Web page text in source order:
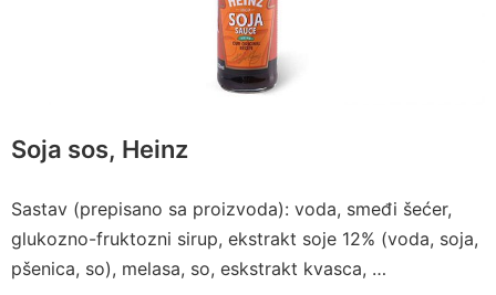
Soja sos, Heinz
Sastav (prepisano sa proizvoda): voda, smeđi šećer,
glukozno-fruktozni sirup, ekstrakt soje 12% (voda, soja,
pšenica, so), melasa, so, eskstrakt kvasca, …